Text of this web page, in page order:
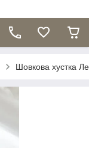
Шовкова хустка